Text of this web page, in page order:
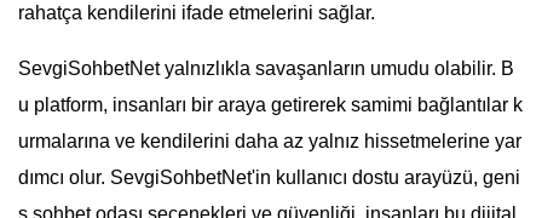
rahatça kendilerini ifade etmelerini sağlar.
SevgiSohbetNet yalnızlıkla savaşanların umudu olabilir. B
u platform, insanları bir araya getirerek samimi bağlantılar k
urmalarına ve kendilerini daha az yalnız hissetmelerine yar
dımcı olur. SevgiSohbetNet'in kullanıcı dostu arayüzü, geni
ş sohbet odası seçenekleri ve güvenliği, insanları bu dijital